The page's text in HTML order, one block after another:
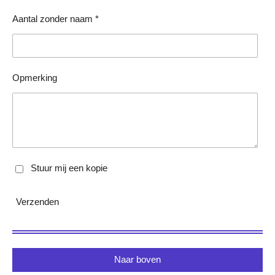
Aantal zonder naam *
Opmerking
Stuur mij een kopie
Verzenden
Naar boven